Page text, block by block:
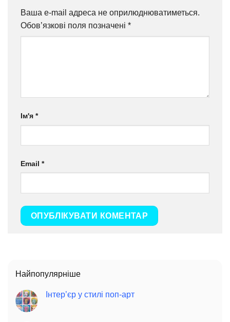
Ваша e-mail адреса не оприлюднюватиметься.
Обов’язкові поля позначені *
Ім'я *
Email *
Найпопулярніше
Інтер’єр у стилі поп-арт